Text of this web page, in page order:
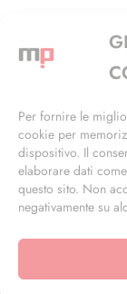
Per fornire le
cookie per
dispositivo. Il
elaborare dati
questo sito. Non
negativamente su
Via
+39 02